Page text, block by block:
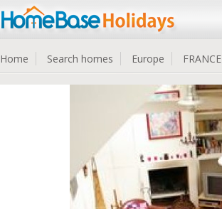
Home Search homes Europe FRANCE